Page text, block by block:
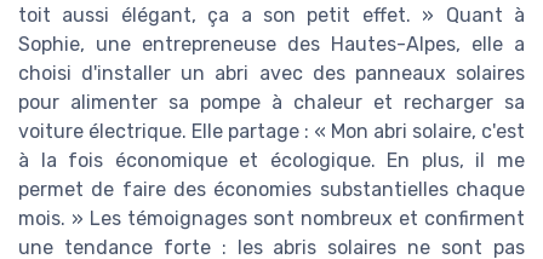
toit aussi élégant, ça a son petit effet. » Quant à
Sophie, une entrepreneuse des Hautes-Alpes, elle a
choisi d'installer un abri avec des panneaux solaires
pour alimenter sa pompe à chaleur et recharger sa
voiture électrique. Elle partage : « Mon abri solaire, c'est
à la fois économique et écologique. En plus, il me
permet de faire des économies substantielles chaque
mois. » Les témoignages sont nombreux et confirment
une tendance forte : les abris solaires ne sont pas